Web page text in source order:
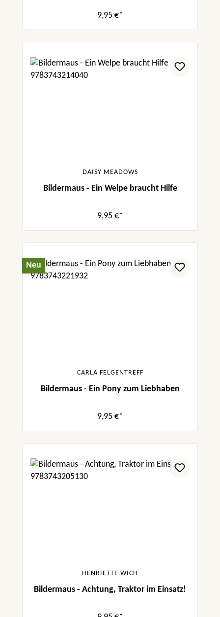
9,95 €*
DAISY MEADOWS
Bildermaus - Ein Welpe braucht Hilfe
9,95 €*
Neu
CARLA FELGENTREFF
Bildermaus - Ein Pony zum Liebhaben
9,95 €*
HENRIETTE WICH
Bildermaus - Achtung, Traktor im Einsatz!